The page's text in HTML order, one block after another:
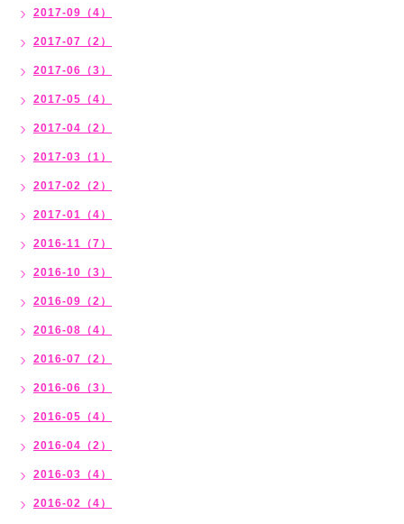
2017-09（4）
2017-07（2）
2017-06（3）
2017-05（4）
2017-04（2）
2017-03（1）
2017-02（2）
2017-01（4）
2016-11（7）
2016-10（3）
2016-09（2）
2016-08（4）
2016-07（2）
2016-06（3）
2016-05（4）
2016-04（2）
2016-03（4）
2016-02（4）